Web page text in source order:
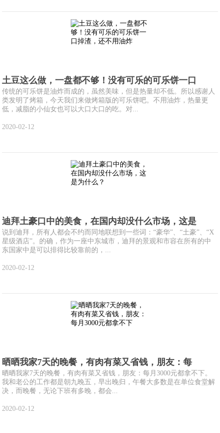
土豆这么做，一盘都不够！没有可乐的可乐饼一口
传统的可乐饼是油炸而成的，虽然美味，但是热量却不低。所以感谢人
类发明了烤箱，今天我们来做烤箱版的可乐饼吧。不用油炸，热量更
低，减脂的小仙女也可以大口大口的吃。对...
2020-02-12
迪拜土豪口中的美食，在国内却没什么市场，这是
说到迪拜，所有人都会不约而同地联想到一些词：“豪华”、“土豪”、“X
星级酒店”。的确，作为一座中东城市，迪拜的景观和市容在所有的中
东国家中是可以排得比较靠前的，...
2020-02-12
晒晒我家7天的晚餐，有肉有菜又省钱，朋友：每
晒晒我家7天的晚餐，有肉有菜又省钱，朋友：每月3000元都拿不下。
我和老公的工作都是朝九晚五，早出晚归，午餐大多数是在单位食堂解
决，而晚餐，无论下班有多晚，都会...
2020-02-12